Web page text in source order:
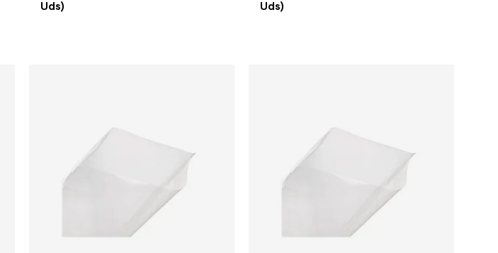
Uds)
Uds)